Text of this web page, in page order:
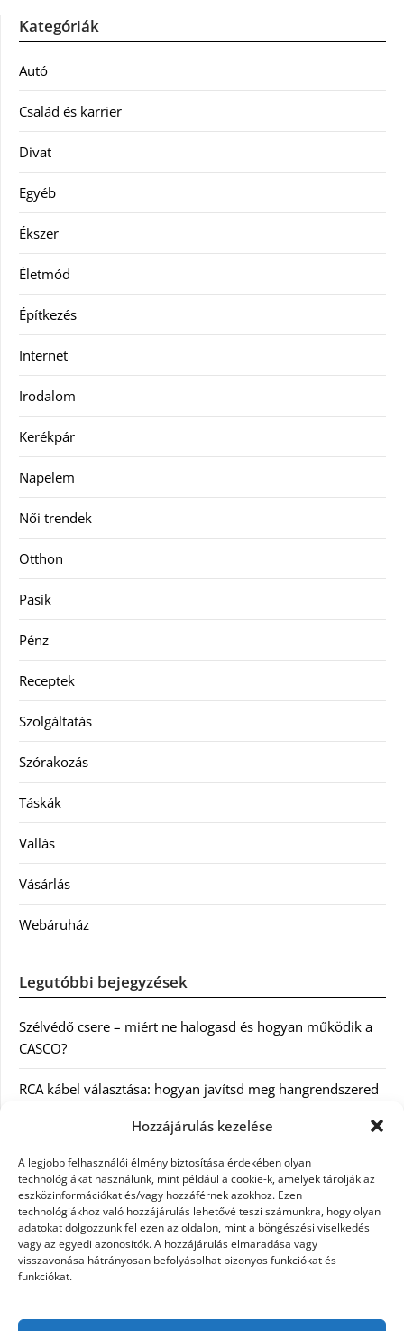
Hozzájárulás kezelése
A legjobb felhasználói élmény biztosítása érdekében olyan
technológiákat használunk, mint például a cookie-k, amelyek tárolják az
eszközinformációkat és/vagy hozzáférnek azokhoz. Ezen
technológiákhoz való hozzájárulás lehetővé teszi számunkra, hogy olyan
adatokat dolgozzunk fel ezen az oldalon, mint a böngészési viselkedés
vagy az egyedi azonosítók. A hozzájárulás elmaradása vagy
visszavonása hátrányosan befolyásolhat bizonyos funkciókat és
funkciókat.
Kategóriák
Autó
Család és karrier
Divat
Egyéb
Ékszer
Életmód
Építkezés
Internet
Irodalom
Kerékpár
Napelem
Női trendek
Otthon
Pasik
Pénz
Receptek
Szolgáltatás
Szórakozás
Táskák
Vallás
Vásárlás
Webáruház
Legutóbbi bejegyzések
Szélvédő csere – miért ne halogasd és hogyan működik a
CASCO?
RCA kábel választása: hogyan javítsd meg hangrendszered
Magyarországon: milyen jogi szabályozásra kell figyelni?
Akciós külföldi nyaralás 2026-ban előfoglalással: mit
ellenőrizz az ár mellett?
A Kassai Irodaház modern munkakörnyezetet biztosít